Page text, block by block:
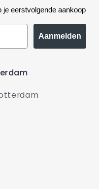
je eerstvolgende aankoop
Aanmelden